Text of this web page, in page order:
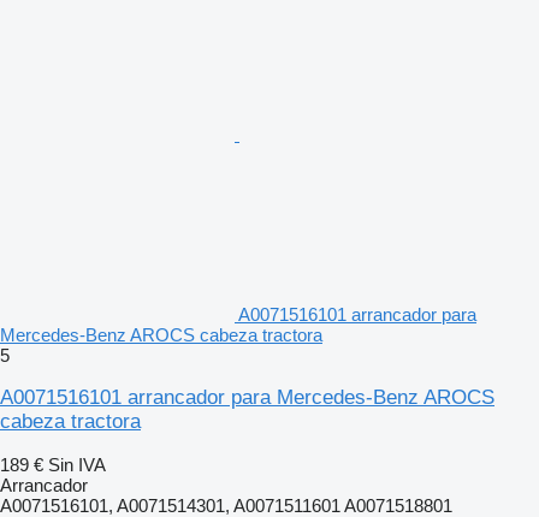
A0071516101 arrancador para
Mercedes-Benz AROCS cabeza tractora
5
A0071516101 arrancador para Mercedes-Benz AROCS
cabeza tractora
189 € Sin IVA
Arrancador
A0071516101, A0071514301, A0071511601 A0071518801